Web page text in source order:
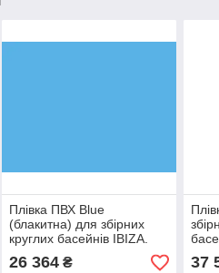
Плівка ПВХ Blue
(блакитна) для збірних
круглих басейнів IBIZA.
Hobby pool 4 х 1.5 м
26 364₴
х
37